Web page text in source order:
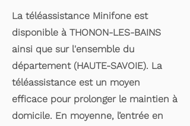
La téléassistance Minifone est
disponible à THONON-LES-BAINS
ainsi que sur l'ensemble du
département (HAUTE-SAVOIE). La
téléassistance est un moyen
efficace pour prolonger le maintien à
domicile. En moyenne, l’entrée en